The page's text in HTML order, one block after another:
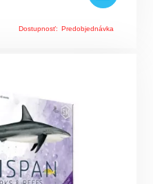
Dostupnosť: Predobjednávka